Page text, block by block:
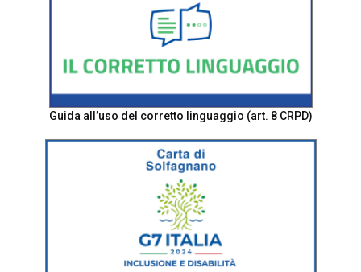
Guida all’uso del corretto linguaggio (art. 8 CRPD)